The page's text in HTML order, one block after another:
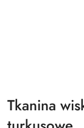
Tkanina